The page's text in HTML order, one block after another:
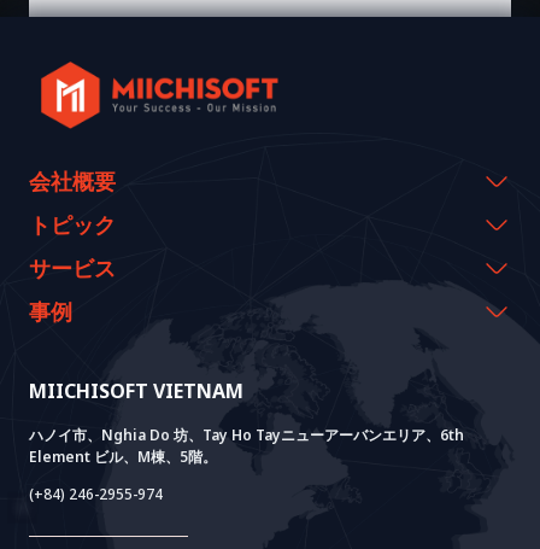
MIICHISOFT VIETNAM
ハノイ市、Nghia Do 坊、Tay Ho Tayニューアーバンエリア、6th
Element ビル、M棟、5階。
(+84) 246-2955-974
会社概要
会社概要
代表のメッセージ
沿革
価値観
トピック
イベント & ウェビナー
資料室
ニュース
FAQ
サービス
AI CO-CREATION
AI PoC開発
Core Lab
System Lab
Power Lab
Cloud Lab
AI+ SOLUTIONS
AI+ Products
Meet AI+
AI+ Package
VIETNAM BRIDGE
BOTモデル
法人設立支援
事例
実績
お客様の声